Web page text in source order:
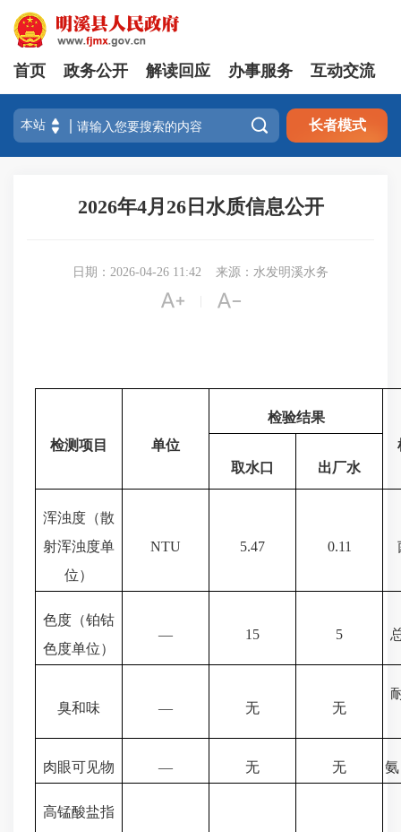
首页 政务公开 解读回应 办事服务 互动交流
 长者模式
2026年4月26日水质信息公开
日期：2026-04-26 11:42 来源：水发明溪水务
 
检测项目 单位
检验结果
取水口
出厂水
浑浊度（散
射浑浊度单
位）
NTU 5.47 0.11
色度（铂钴
色度单位）
— 15 5
臭和味 — 无 无
肉眼可见物 — 无 无
高锰酸盐指